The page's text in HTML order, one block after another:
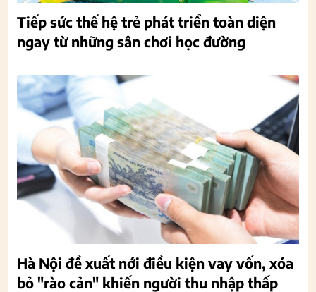
Tiếp sức thế hệ trẻ phát triển toàn diện
ngay từ những sân chơi học đường
Hà Nội đề xuất nới điều kiện vay vốn, xóa
bỏ "rào cản" khiến người thu nhập thấp